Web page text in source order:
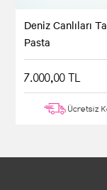
Deniz Canlıları
Pasta
7.000,00 TL
Ücretsiz